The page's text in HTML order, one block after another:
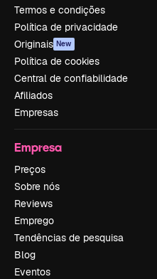
Termos e condições
Política de privacidade
Originais New
Política de cookies
Central de confiabilidade
Afiliados
Empresas
Empresa
Preços
Sobre nós
Reviews
Emprego
Tendências de pesquisa
Blog
Eventos